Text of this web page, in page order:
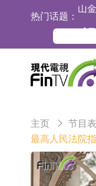
热门话题：
【
团
科
斯
材
恒
目
上
账
特
主页 节目表
最高人民法院